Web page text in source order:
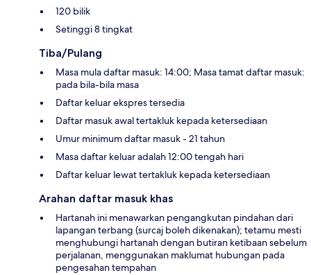
120 bilik
Setinggi 8 tingkat
Tiba/Pulang
Masa mula daftar masuk: 14:00; Masa tamat daftar masuk:
pada bila-bila masa
Daftar keluar ekspres tersedia
Daftar masuk awal tertakluk kepada ketersediaan
Umur minimum daftar masuk - 21 tahun
Masa daftar keluar adalah 12:00 tengah hari
Daftar keluar lewat tertakluk kepada ketersediaan
Arahan daftar masuk khas
Hartanah ini menawarkan pengangkutan pindahan dari
lapangan terbang (surcaj boleh dikenakan); tetamu mesti
menghubungi hartanah dengan butiran ketibaan sebelum
perjalanan, menggunakan maklumat hubungan pada
pengesahan tempahan